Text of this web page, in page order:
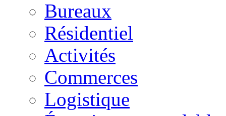
Bureaux
Résidentiel
Activités
Commerces
Logistique